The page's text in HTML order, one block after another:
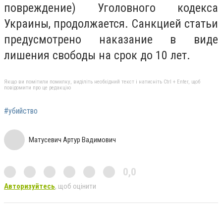
повреждение) Уголовного кодекса
Украины, продолжается. Санкцией статьи
предусмотрено наказание в виде
лишения свободы на срок до 10 лет.
Якщо ви помітили помилку, виділіть необхідний текст і натисніть Ctrl + Enter, щоб
повідомити про це редакцію
#убийство
Матусевич Артур Вадимович
0,0
Авторизуйтесь, щоб оцінити